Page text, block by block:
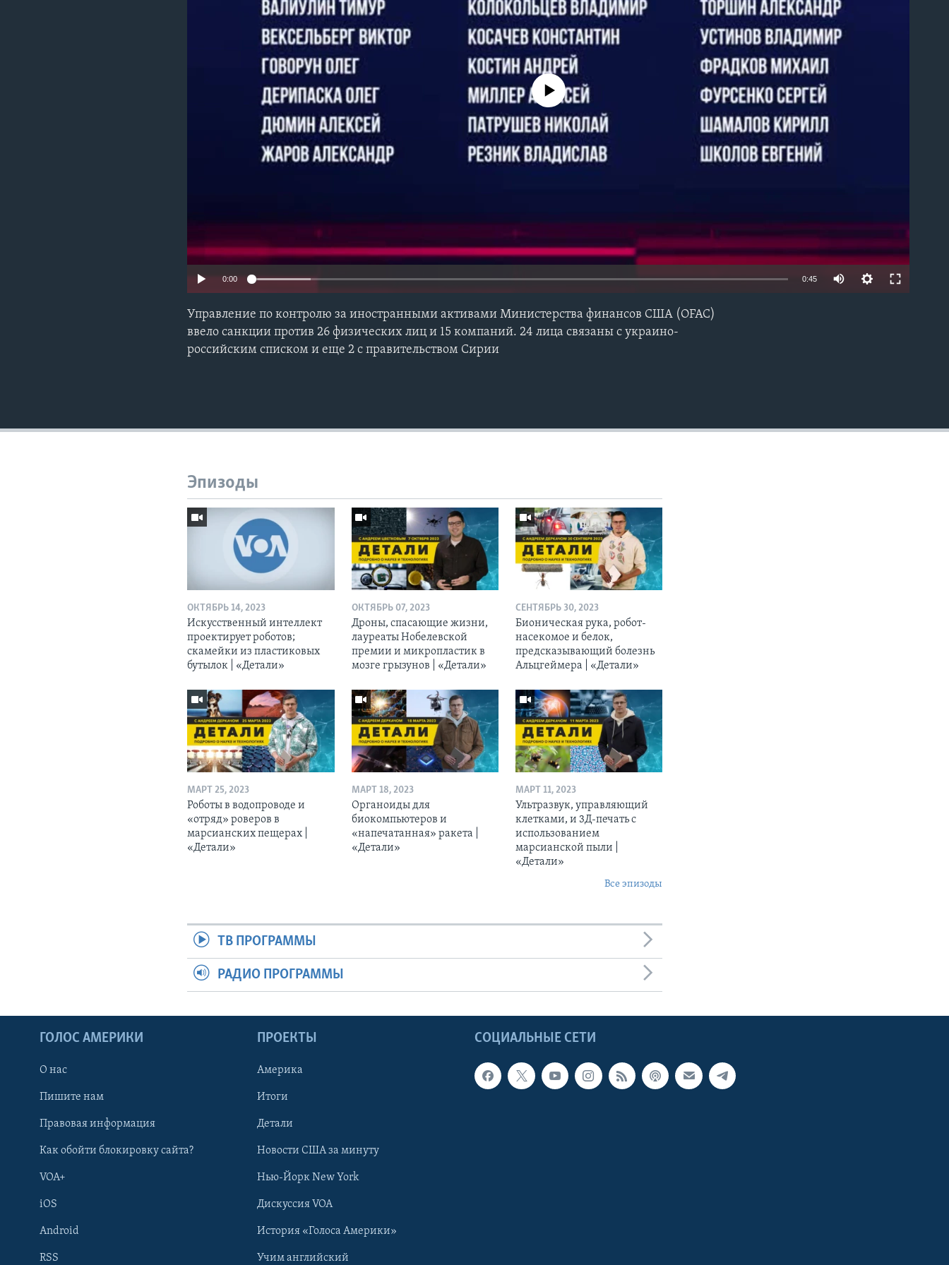
No media source currently available
0:00 0:45
Управление по контролю за иностранными активами Министерства финансов США (ОFAC)
ввело санкции против 26 физических лиц и 15 компаний. 24 лица связаны с украино-
российским списком и еще 2 с правительством Сирии
Эпизоды
ОКТЯБРЬ 14, 2023
Искусственный интеллект
проектирует роботов;
скамейки из пластиковых
бутылок | «Детали»
ОКТЯБРЬ 07, 2023
Дроны, спасающие жизни,
лауреаты Нобелевской
премии и микропластик в
мозге грызунов | «Детали»
СЕНТЯБРЬ 30, 2023
Бионическая рука, робот-
насекомое и белок,
предсказывающий болезнь
Альцгеймера | «Детали»
МАРТ 25, 2023
Роботы в водопроводе и
«отряд» роверов в
марсианских пещерах |
«Детали»
МАРТ 18, 2023
Органоиды для
биокомпьютеров и
«напечатанная» ракета |
«Детали»
МАРТ 11, 2023
Ультразвук, управляющий
клетками, и 3Д-печать c
использованием
марсианской пыли |
«Детали»
Все эпизоды
ТВ ПРОГРАММЫ
РАДИО ПРОГРАММЫ
СОЦИАЛЬНЫЕ СЕТИ
ГОЛОС АМЕРИКИ
О нас
Пишите нам
Правовая информация
Как обойти блокировку сайта?
VOA+
iOS
Android
RSS
ПРОЕКТЫ
Америка
Итоги
Детали
Новости США за минуту
Нью-Йорк New York
Дискуссия VOA
История «Голоса Америки»
Учим английский